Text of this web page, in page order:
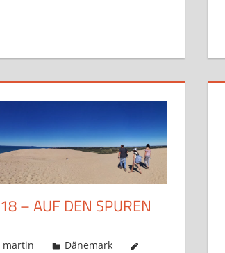
– AUF DEN SPUREN
martin
Dänemark